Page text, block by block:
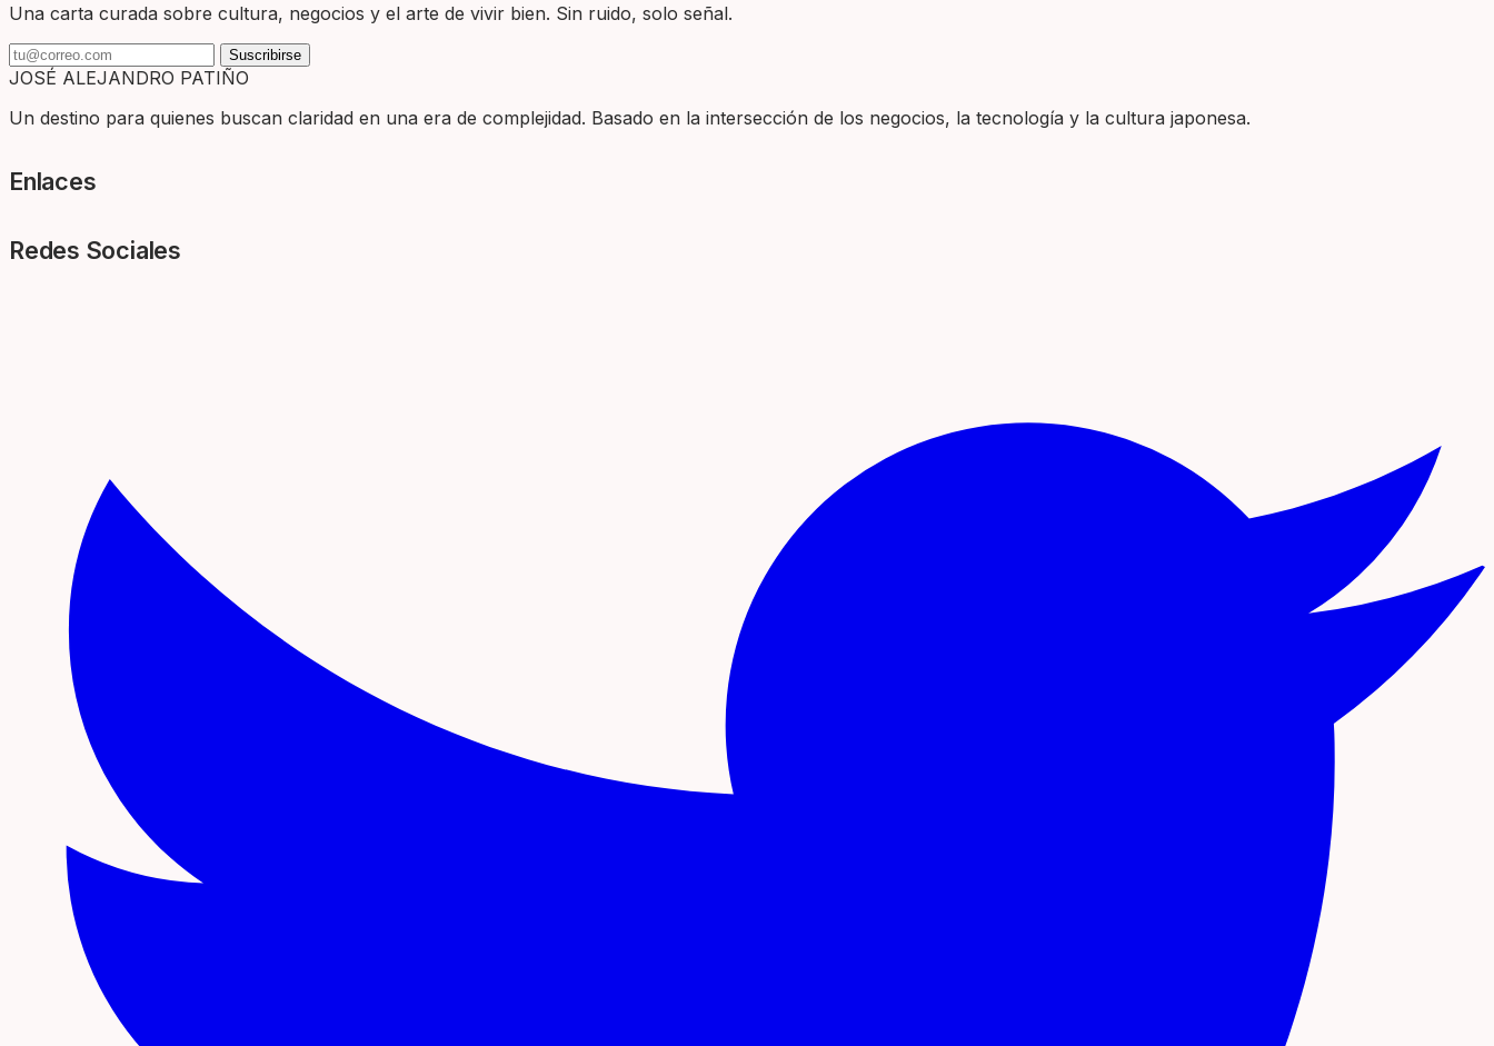
Una carta curada sobre cultura, negocios y el arte de vivir bien. Sin ruido, solo señal.
Suscribirse
JOSÉ ALEJANDRO PATIÑO
Un destino para quienes buscan claridad en una era de complejidad. Basado en la intersección de los negocios, la tecnología y la cultura japonesa.
Enlaces
Redes Sociales